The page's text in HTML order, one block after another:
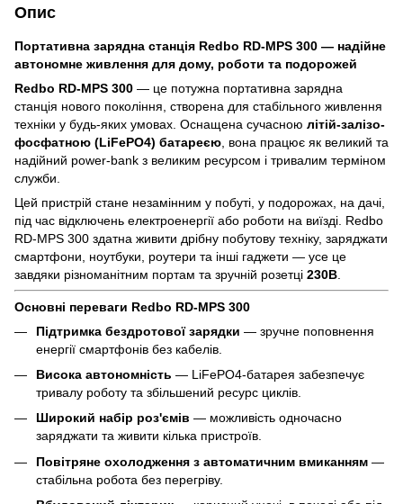
Опис
Портативна зарядна станція Redbo RD-MPS 300 — надійне
автономне живлення для дому, роботи та подорожей
Redbo RD-MPS 300 — це потужна портативна зарядна
станція нового покоління, створена для стабільного живлення
техніки у будь-яких умовах. Оснащена сучасною літій-залізо-
фосфатною (LiFePO4) батареєю , вона працює як великий та
надійний power-bank з великим ресурсом і тривалим терміном
служби.
Цей пристрій стане незамінним у побуті, у подорожах, на дачі,
під час відключень електроенергії або роботи на виїзді. Redbo
RD-MPS 300 здатна живити дрібну побутову техніку, заряджати
смартфони, ноутбуки, роутери та інші гаджети — усе це
завдяки різноманітним портам та зручній розетці 230В
Основні переваги Redbo RD-MPS 300
Підтримка бездротової зарядки — зручне поповнення
енергії смартфонів без кабелів.
Висока автономність — LiFePO4-батарея забезпечує
тривалу роботу та збільшений ресурс циклів.
Широкий набір роз'ємів — можливість одночасно
заряджати та живити кілька пристроїв.
Повітряне охолодження з автоматичним вмиканням —
стабільна робота без перегріву.